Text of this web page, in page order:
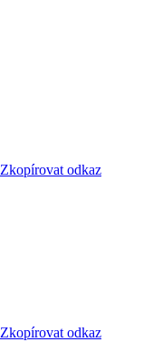
Zkopírovat odkaz
Zkopírovat odkaz